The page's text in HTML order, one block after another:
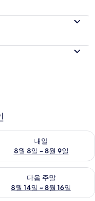
8월 8일
내일
8월 8일 ~ 8월 9일
예약 가능 여부 확인, 8월
~ 8월 9일
다음 주말
8월 14일 ~ 8월 16일
주말 예약 가능 여부 확인,